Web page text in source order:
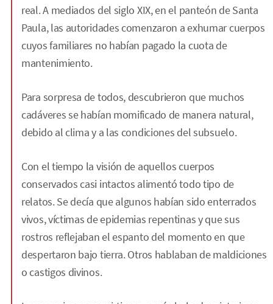
real. A mediados del siglo XIX, en el panteón de Santa
Paula, las autoridades comenzaron a exhumar cuerpos
cuyos familiares no habían pagado la cuota de
mantenimiento.
Para sorpresa de todos, descubrieron que muchos
cadáveres se habían momificado de manera natural,
debido al clima y a las condiciones del subsuelo.
Con el tiempo la visión de aquellos cuerpos
conservados casi intactos alimentó todo tipo de
relatos. Se decía que algunos habían sido enterrados
vivos, víctimas de epidemias repentinas y que sus
rostros reflejaban el espanto del momento en que
despertaron bajo tierra. Otros hablaban de maldiciones
o castigos divinos.